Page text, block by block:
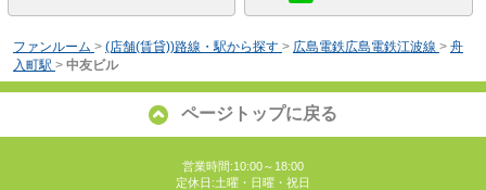
ファンルーム > (店舗(賃貸))路線・駅から探す > 広島電鉄広島電鉄江波線 > 舟
入町駅 > 中友ビル
ページトップに戻る
営業時間:10:00～18:00
定休日:土曜・日曜・祝日